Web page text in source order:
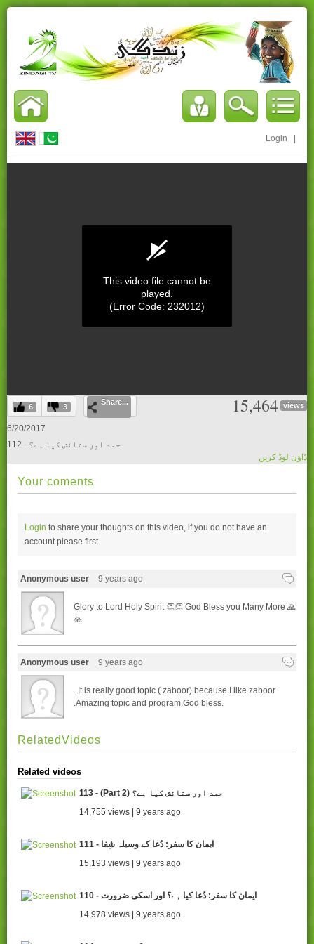
Login
0
seconds
of
0
This video file cannot be
played.
(Error Code: 232012)
6 3
Share... 15,464 views
6/20/2017
112 - حمد اور ستائش کیا ہے؟
ڈاؤن لوڈ کریں
Your coments
Login to share your thoughts on this video, if you do not have an
account please first.
Anonymous user 9 years ago
Glory to Lord Holy Spirit 👏👏 God Bless you Many More 🙏
🙏
Anonymous user 9 years ago
. It is really good topic ( zaboor) because I like zaboor
.Amazing topic and program.God bless.
RelatedVideos
Related videos
113 - (Part 2) حمد اور ستائش کیا ہے؟
14,755 views | 9 years ago
111 - ایمان کا سفر: دُعا کے وسیلہ شِفا
15,193 views | 9 years ago
110 - ایمان کا سفر: دُعا کیا ہے؟ اور اسکی ضرورت
14,978 views | 9 years ago